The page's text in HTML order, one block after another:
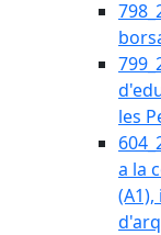
les
a la